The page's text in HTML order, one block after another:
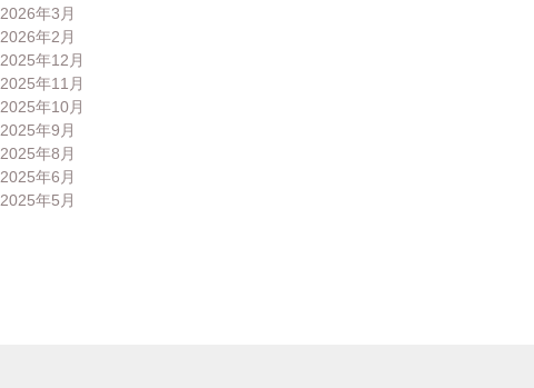
2026年3月
2026年2月
2025年12月
2025年11月
2025年10月
2025年9月
2025年8月
2025年6月
2025年5月